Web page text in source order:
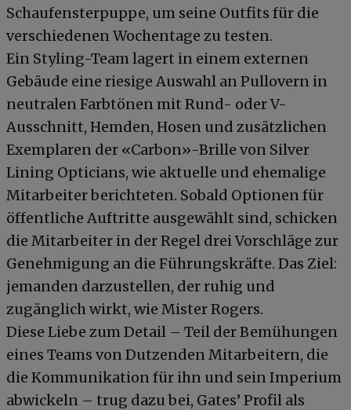
Schaufensterpuppe, um seine Outfits für die
verschiedenen Wochentage zu testen.
Ein Styling-Team lagert in einem externen
Gebäude eine riesige Auswahl an Pullovern in
neutralen Farbtönen mit Rund- oder V-
Ausschnitt, Hemden, Hosen und zusätzlichen
Exemplaren der «Carbon»-Brille von Silver
Lining Opticians, wie aktuelle und ehemalige
Mitarbeiter berichteten. Sobald Optionen für
öffentliche Auftritte ausgewählt sind, schicken
die Mitarbeiter in der Regel drei Vorschläge zur
Genehmigung an die Führungskräfte. Das Ziel:
jemanden darzustellen, der ruhig und
zugänglich wirkt, wie Mister Rogers.
Diese Liebe zum Detail – Teil der Bemühungen
eines Teams von Dutzenden Mitarbeitern, die
die Kommunikation für ihn und sein Imperium
abwickeln – trug dazu bei, Gates’ Profil als